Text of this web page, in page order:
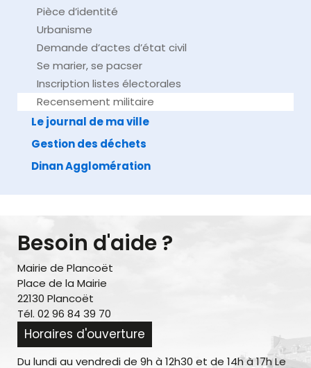
Pièce d’identité
Urbanisme
Demande d’actes d’état civil
Se marier, se pacser
Inscription listes électorales
Recensement militaire
Le journal de ma ville
Gestion des déchets
Dinan Agglomération
Besoin d'aide ?
Mairie de Plancoët
Place de la Mairie
22130 Plancoët
Tél. 02 96 84 39 70
Horaires d'ouverture
Du lundi au vendredi de 9h à 12h30 et de 14h à 17h Le